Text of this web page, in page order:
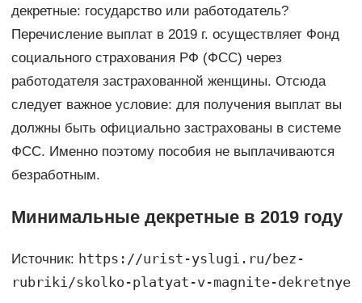
декретные: государство или работодатель?
Перечисление выплат в 2019 г. осуществляет Фонд
социального страхования РФ (ФСС) через
работодателя застрахованной женщины. Отсюда
следует важное условие: для получения выплат вы
должны быть официально застрахованы в системе
ФСС. Именно поэтому пособия не выплачиваются
безработным.
Минимальные декретные в 2019 году
Источник: https://urist-yslugi.ru/bez-
rubriki/skolko-platyat-v-magnite-dekretnye